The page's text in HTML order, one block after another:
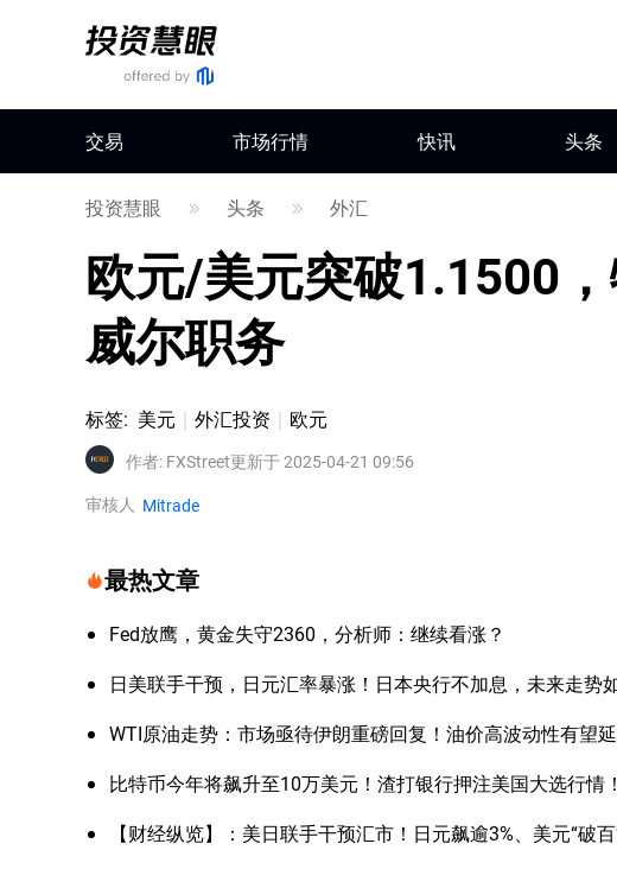
交易 市场行情 快讯 头条
投资慧眼 头条 外汇
欧元/美元突破1.1500
威尔职务
标签: 美元 外汇投资 欧元
作者: FXStreet更新于 2025-04-21 09:56
审核人 Mitrade
最热文章
Fed放鹰，黄金失守2360，分析师：继续看涨？
日美联手干预，日元汇率暴涨！日本央行不加息，未来走势
WTI原油走势：市场亟待伊朗重磅回复！油价高波动性有望
比特币今年将飙升至10万美元！渣打银行押注美国大选行情！
【财经纵览】：美日联手干预汇市！日元飙逾3%、美元“破